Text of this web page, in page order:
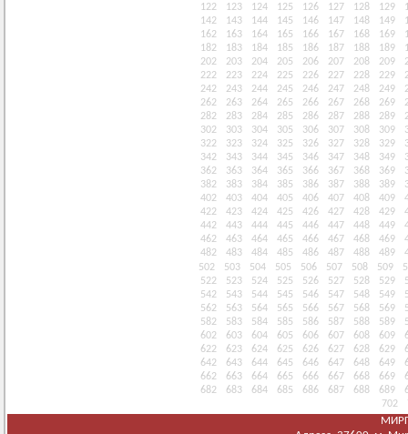
122
123 124 125 126 127 128 129
142
143 144 145 146 147 148 149
162
163 164 165 166 167 168 169
182
183 184 185 186 187 188 189
202
203 204 205 206 207 208 209
222
223 224 225 226 227 228 229
242
243 244 245 246 247 248 249
262
263 264 265 266 267 268 269
282
283 284 285 286 287 288 289
302
303 304 305 306 307 308 309
322
323 324 325 326 327 328 329
342
343 344 345 346 347 348 349
362
363 364 365 366 367 368 369
382
383 384 385 386 387 388 389
402
403 404 405 406 407 408 409
422
423 424 425 426 427 428 429
442
443 444 445 446 447 448 449
462
463 464 465 466 467 468 469
482
483 484 485 486 487 488 489
502
503 504 505 506 507 508 509
522
523 524 525 526 527 528 529
542
543 544 545 546 547 548 549
562
563 564 565 566 567 568 569
582
583 584 585 586 587 588 589
602
603 604 605 606 607 608 609
622
623 624 625 626 627 628 629
642
643 644 645 646 647 648 649
662
663 664 665 666 667 668 669
682
683 684 685 686 687 688 689
702